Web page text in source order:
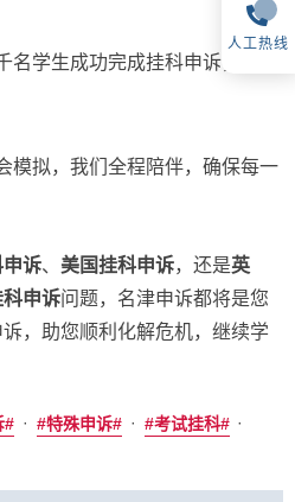
名学生成功完成挂科申诉，恢复
模拟，我们全程陪伴，确保每一
诉、 美国挂科申诉，还是英
申诉问题，名津申诉都将是您
，助您顺利化解危机，继续学
· 特殊申诉 · 考试挂科
·
人工热线